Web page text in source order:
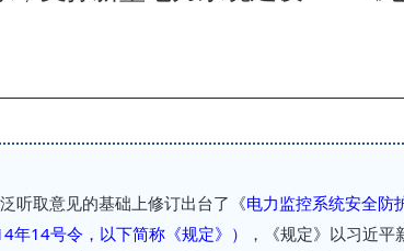
听取意见的基础上修订出台了《电力监控系统安全防
14号令，以下简称《规定》）
，《规定》以习近